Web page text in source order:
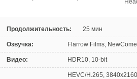
Продолжительность: 25 мин
Озвучка: Flarrow Films,
Видео: HDR10, 10-bit
HEVC/H.265,